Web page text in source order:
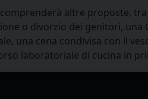
altre proposte,
o divorzio dei genitori,
una cena condivisa con il
laboratoriale di cucina in